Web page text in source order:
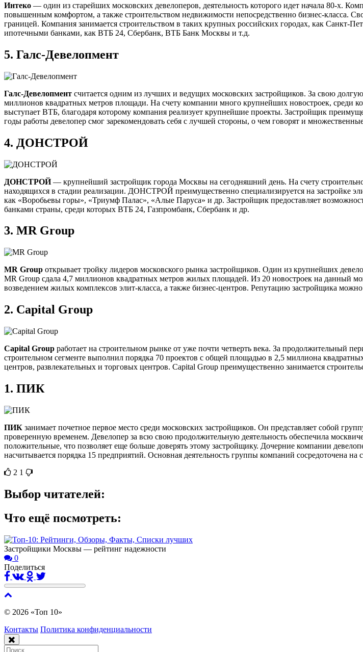
Интеко — один из старейших московских девелоперов, деятельность которого идет начала 80-х.
повышенным комфортом, а также строительством недвижимости непосредственно бизнес-класса.
границей. Компания занимается строительством в таких крупных российских городах, как Санкт-
ипотечными банками, как ВТБ 24, Сбербанк, ВТБ Банк Москвы и т.д.
5. Галс-Девелопмент
Галс-Девелопмент считается одним из лучших и ведущих московских застройщиков. За свою долгую
миллионов квадратных метров площади. На счету компании много крупнейших новостроек,
выступает ВТБ, благодаря которому компания реализует крупнейшие проекты. Застройщик
годы работы девелопер смог зарекомендовать себя с лучшей стороны, о чем говорят и
4. ДОНСТРОЙ
ДОНСТРОЙ— крупнейший застройщик города Москвы на сегодняшний день. На счету
находящихся в стадии реализации. ДОНСТРОЙ преимущественно специализируется на застройке
как «Воробьевы горы», «Триумф Палас», «Алые Паруса» и др. Застройщик предоставляет
банками страны, среди которых ВТБ 24, Газпромбанк, Сбербанк и др.
3. MR Group
MR Group открывает тройку лидеров московского рынка застройщиков. Один из крупнейших
MR Group сдала 4,7 миллионов квадратных метров жилых площадей. Из 20 новостроек на данный
возведением жилых комплексов элит-класса, а также бизнес-центров. Репутацию застройщика
2. Capital Group
Capital Group работает на строительном рынке от уже почти четверть века. За продолжительный
строительном сегменте выполнил порядка 70 проектов с общей площадью в 2,5 миллиона
центров, развлекательных и торговых центров. Capital Group преимущественно занимается
1. ПИК
ПИК занимает почетное первое место среди московских застройщиков. Он представляет собой
проверенную временем. Девелопер за всю свою продолжительную деятельность обеспечила
положительные, что позволяет еще больше доверять этому застройщику. Дочерние компании
насчитывается порядка 15 предприятий. Основная деятельность группы компаний сосредоточена на
2 1
Выбор читателей:
Что ещё посмотреть:
Застройщики Москвы — рейтинг надежности
0
Поделиться
© 2026 «Топ 10»
Контакты Политика конфиденциальности